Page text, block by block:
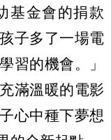
基金會的捐款
子多了一場電
習的機會。」
滿溫暖的電影
心中種下夢想